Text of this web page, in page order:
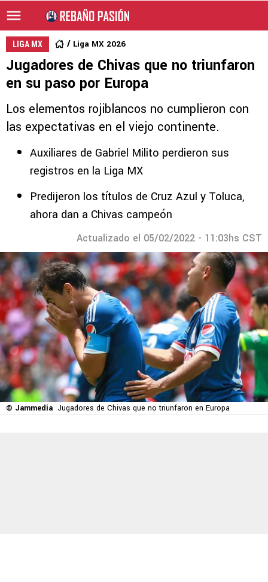
LIGA MX Liga MX 2026
Jugadores de Chivas que no triunfaron
en su paso por Europa
Los elementos rojiblancos no cumplieron con
las expectativas en el viejo continente.
Auxiliares de Gabriel Milito perdieron sus
registros en la Liga MX
Predijeron los títulos de Cruz Azul y Toluca,
ahora dan a Chivas campeón
Actualizado el 05/02/2022 - 11:03hs CST
© Jammedia Jugadores de Chivas que no triunfaron en Europa